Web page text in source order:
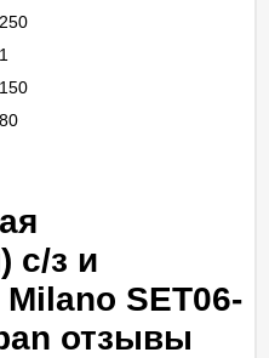
250
1
150
80
с/з и
SET06-
отзывы